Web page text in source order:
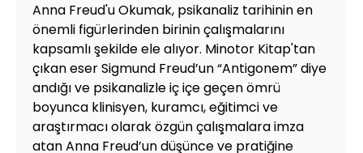
Anna Freud'u Okumak, psikanaliz tarihinin en
önemli figürlerinden birinin çalışmalarını
kapsamlı şekilde ele alıyor. Minotor Kitap'tan
çıkan eser Sigmund Freud’un “Antigonem” diye
andığı ve psikanalizle iç içe geçen ömrü
boyunca klinisyen, kuramcı, eğitimci ve
araştırmacı olarak özgün çalışmalara imza
atan Anna Freud’un düşünce ve pratiğine